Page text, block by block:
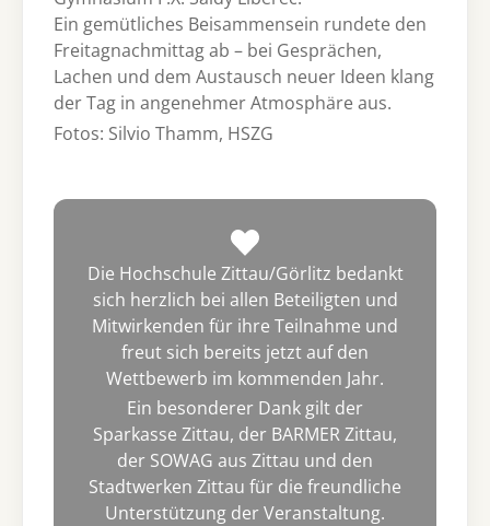
Ein gemütliches Beisammensein rundete den
Freitagnachmittag ab – bei Gesprächen,
Lachen und dem Austausch neuer Ideen klang
der Tag in angenehmer Atmosphäre aus.
Fotos: Silvio Thamm, HSZG
Die Hochschule Zittau/Görlitz bedankt
sich herzlich bei allen Beteiligten und
Mitwirkenden für ihre Teilnahme und
freut sich bereits jetzt auf den
Wettbewerb im kommenden Jahr.
Ein besonderer Dank gilt der
Sparkasse Zittau, der BARMER Zittau,
der SOWAG aus Zittau und den
Stadtwerken Zittau für die freundliche
Unterstützung der Veranstaltung.